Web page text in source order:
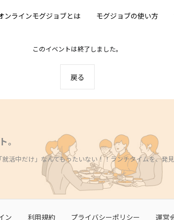
ンラインモグジョブとは モグジョブの使い方
このイベントは終了しました。
戻る
活中だけ」なんてもったいない！！ランチタイムを、発見
ン 利用規約 プライバシーポリシー 運営